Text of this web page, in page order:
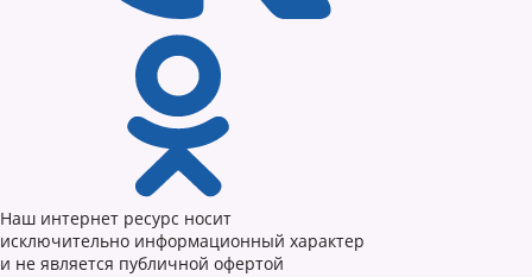
Наш интернет ресурс носит
исключительно информационный характер
и не является публичной офертой